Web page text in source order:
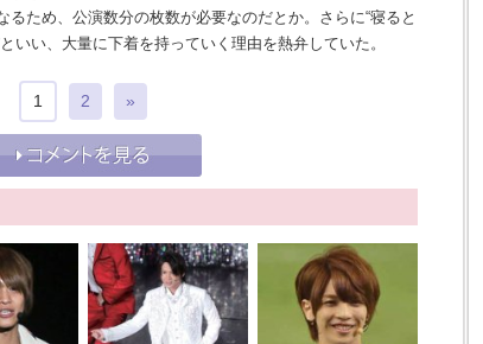
ため、公演数分の枚数が必要なのだとか。さらに“寝ると
いい、大量に下着を持っていく理由を熱弁していた。
1 2 »